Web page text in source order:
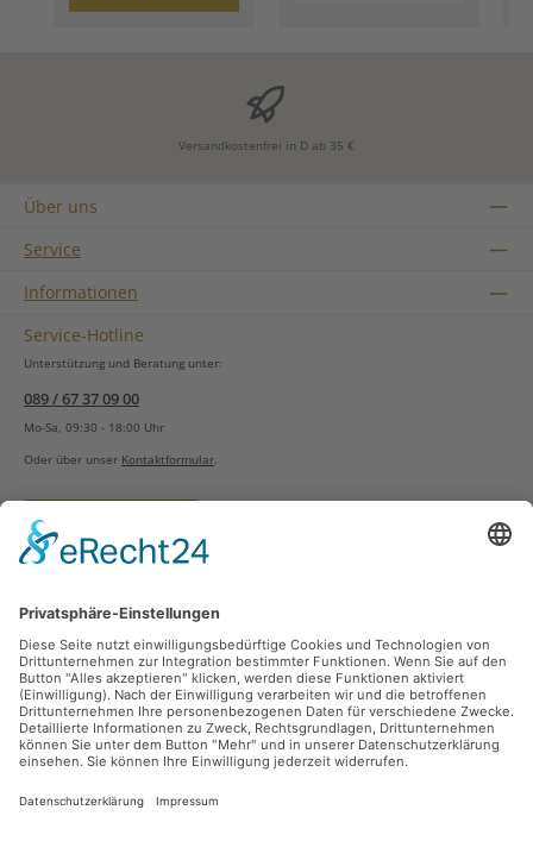
Versandkostenfrei in D ab 35 €
Über uns
Service
Informationen
Service-Hotline
Unterstützung und Beratung unter:
089 / 67 37 09 00
Mo-Sa, 09:30 - 18:00 Uhr
Oder über unser Kontaktformular.
Vertrag widerrufen
Zahlungsarten
Sicher Einkaufen
Ladengeschäft
Newsletter